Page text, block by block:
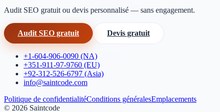
Audit SEO gratuit ou devis personnalisé — sans engagement.
Audit SEO gratuit Devis gratuit
+1-604-906-0090 (NA)
+351-911-97-9760 (EU)
+92-312-526-6797 (Asia)
info@saintcode.com
Politique de confidentialitéConditions généralesEmplacements
© 2026 Saintcode